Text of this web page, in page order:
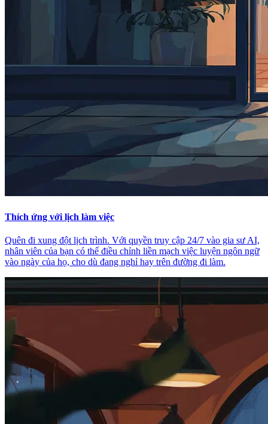
Thích ứng với lịch làm việc
Quên đi xung đột lịch trình. Với quyền truy cập 24/7 vào gia sư AI,
nhân viên của bạn có thể điều chỉnh liền mạch việc luyện ngôn ngữ
vào ngày của họ, cho dù đang nghỉ hay trên đường đi làm.